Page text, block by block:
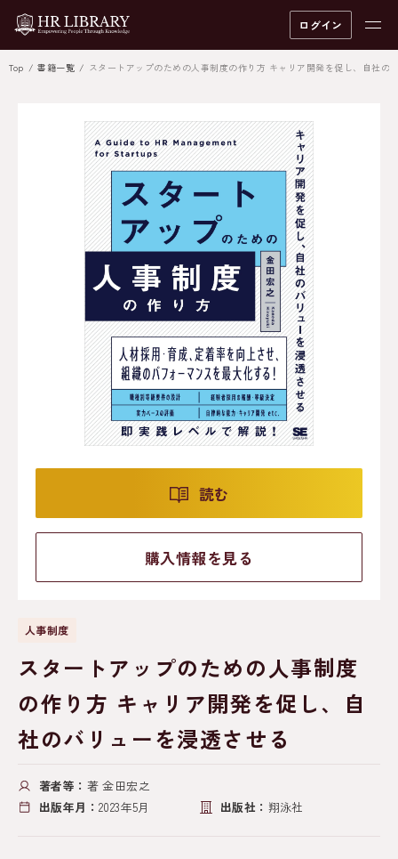
ログイン
Top 書籍一覧 スタートアップのための人事制度の作り方 キャリア開発を促し、自社の
読む
購入情報を見る
人事制度
スタートアップのための人事制度
の作り方 キャリア開発を促し、自
社のバリューを浸透させる
著者等： 著 金田宏之
出版年月： 2023年5月 出版社： 翔泳社